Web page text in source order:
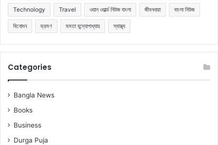
Technology Travel ওয়ান ওয়ার্ল্ড নিউজ বাংলা জীবনধারা বাংলা নিউজ
বিনোদন ভ্রমণ মমতা বন্দ্যোপাধ্যায় স্বাস্থ্য
Categories
Bangla News
Books
Business
Durga Puja